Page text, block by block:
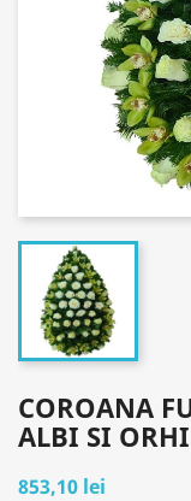
COROANA
ALBI SI
853,10 lei